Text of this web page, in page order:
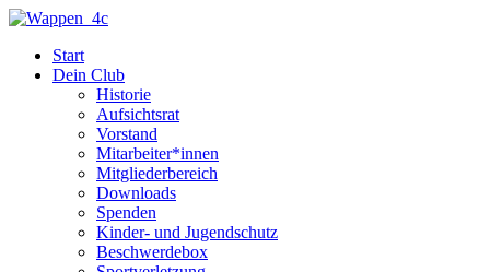
Zum
springenStart
Dein Club
Historie
Aufsichtsrat
Vorstand
Mitarbeiter*innen
Mitgliederbereich
Downloads
Spenden
Kinder- und Jugendschutz
Beschwerdebox